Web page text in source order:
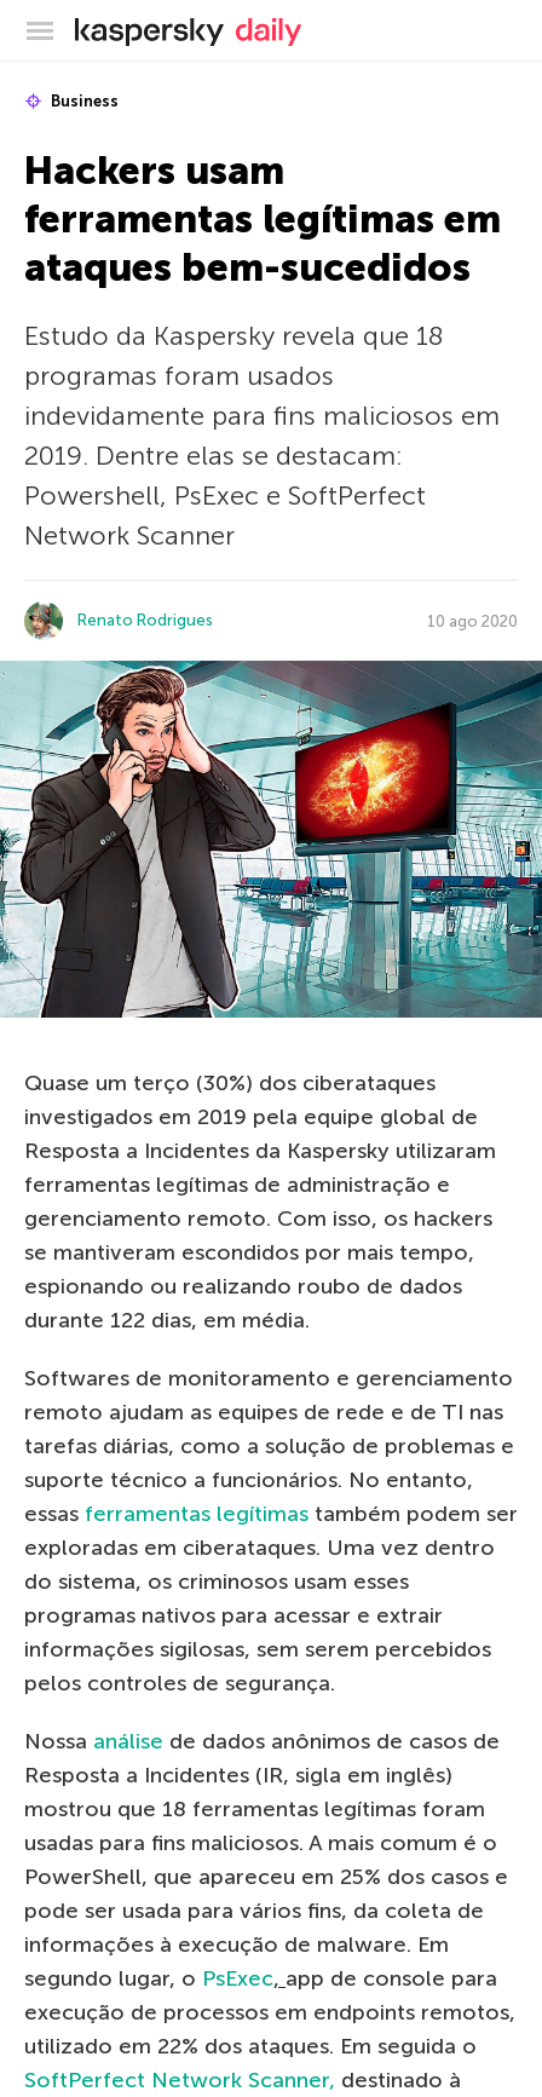
Blog oficial da Kaspersky
Business
Hackers usam
ferramentas legítimas em
ataques bem-sucedidos
Estudo da Kaspersky revela que 18
programas foram usados
indevidamente para fins maliciosos em
2019. Dentre elas se destacam:
Powershell, PsExec e SoftPerfect
Network Scanner
Renato Rodrigues 10 ago 2020
Quase um terço (30%) dos ciberataques
investigados em 2019 pela equipe global de
Resposta a Incidentes da Kaspersky utilizaram
ferramentas legítimas de administração e
gerenciamento remoto. Com isso, os hackers
se mantiveram escondidos por mais tempo,
espionando ou realizando roubo de dados
durante 122 dias, em média.
Softwares de monitoramento e gerenciamento
remoto ajudam as equipes de rede e de TI nas
tarefas diárias, como a solução de problemas e
suporte técnico a funcionários. No entanto,
essas ferramentas legítimas também podem ser
exploradas em ciberataques. Uma vez dentro
do sistema, os criminosos usam esses
programas nativos para acessar e extrair
informações sigilosas, sem serem percebidos
pelos controles de segurança.
Nossa análise de dados anônimos de casos de
Resposta a Incidentes (IR, sigla em inglês)
mostrou que 18 ferramentas legítimas foram
usadas para fins maliciosos. A mais comum é o
PowerShell, que apareceu em 25% dos casos e
pode ser usada para vários fins, da coleta de
informações à execução de malware. Em
segundo lugar, o PsExec, app de console para
execução de processos em endpoints remotos,
utilizado em 22% dos ataques. Em seguida o
SoftPerfect Network Scanner, destinado à